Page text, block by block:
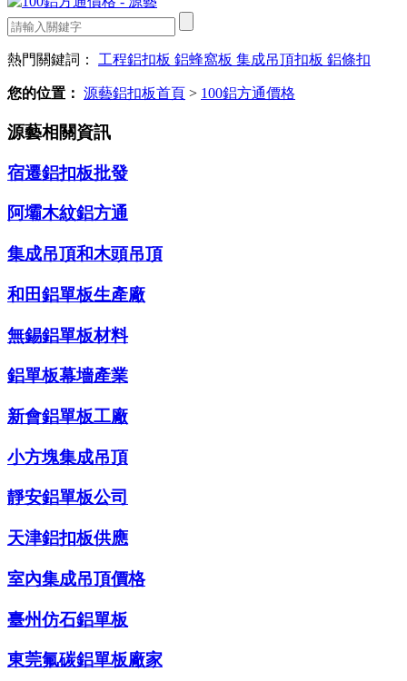
熱門關鍵詞： 工程鋁扣板 鋁蜂窩板 集成吊頂扣板 鋁條扣
您的位置： 源藝鋁扣板首頁 > 100鋁方通價格
源藝相關資訊
宿遷鋁扣板批發
阿壩木紋鋁方通
集成吊頂和木頭吊頂
和田鋁單板生產廠
無錫鋁單板材料
鋁單板幕墻產業
新會鋁單板工廠
小方塊集成吊頂
靜安鋁單板公司
天津鋁扣板供應
室內集成吊頂價格
臺州仿石鋁單板
東莞氟碳鋁單板廠家